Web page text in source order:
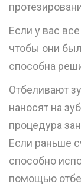
Если у вас
чтобы они
способна
Отбеливают
наносят на
процедура
Если раньше
способно
помощью